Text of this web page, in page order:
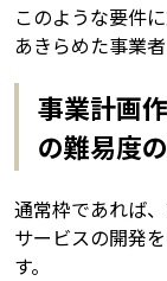
このような要件
あきらめた事業
事業計画
の難易度
通常枠であれば
サービスの開発
す。